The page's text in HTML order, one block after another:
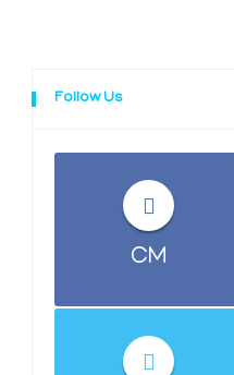
Follow Us
CM